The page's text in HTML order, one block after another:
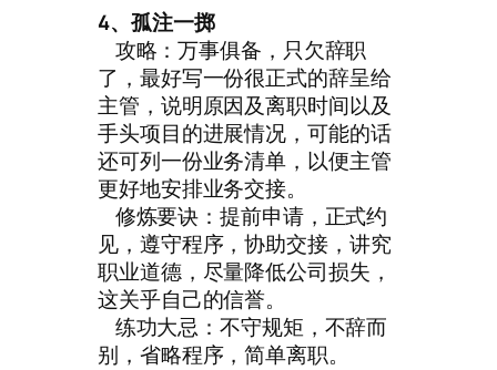
4、孤注一掷
攻略：万事俱备，只欠辞职
了，最好写一份很正式的辞呈给
主管，说明原因及离职时间以及
手头项目的进展情况，可能的话
还可列一份业务清单，以便主管
更好地安排业务交接。
修炼要诀：提前申请，正式约
见，遵守程序，协助交接，讲究
职业道德，尽量降低公司损失，
这关乎自己的信誉。
练功大忌：不守规矩，不辞而
别，省略程序，简单离职。